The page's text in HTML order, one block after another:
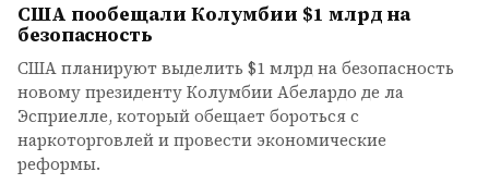
США пообещали Колумбии $1 млрд на
безопасность
США планируют выделить $1 млрд на безопасность
новому президенту Колумбии Абелардо де ла
Эсприелле, который обещает бороться с
наркоторговлей и провести экономические
реформы.